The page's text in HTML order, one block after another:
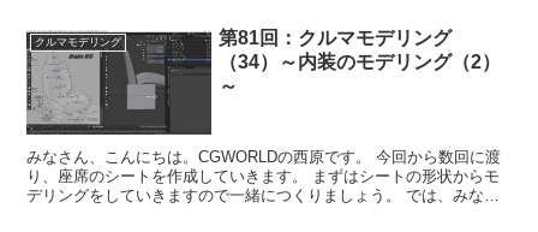
クルマモデリング
第81回：クルマモデリング
（34）～内装のモデリング（2）
～
みなさん、こんにちは。CGWORLDの西原です。 今回から数回に渡
り、座席のシートを作成していきます。 まずはシートの形状からモ
デリングをしていきますので一緒につくりましょう。 では、みなさ